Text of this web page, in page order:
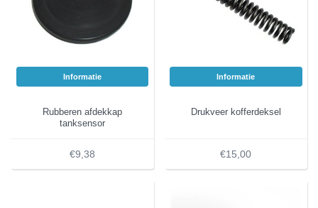
Informatie
Rubberen afdekkap
tanksensor
€9,38
Informatie
Drukveer kofferdeksel
€15,00